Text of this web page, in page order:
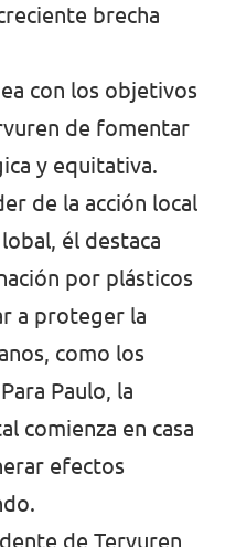
brecha
con los objetivos
de fomentar
y equitativa.
de la acción local
él destaca
por plásticos
a proteger la
como los
Paulo, la
comienza en casa
efectos
de Tervuren